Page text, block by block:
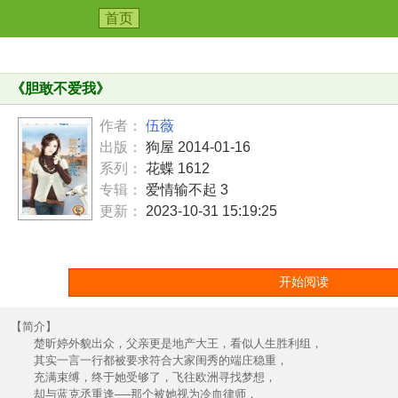
首页
《胆敢不爱我》
作者：
伍薇
出版：
狗屋 2014-01-16
系列：
花蝶 1612
专辑：
爱情输不起 3
更新：
2023-10-31 15:19:25
开始阅读
【简介】
楚昕婷外貌出众，父亲更是地产大王，看似人生胜利组，
其实一言一行都被要求符合大家闺秀的端庄稳重，
充满束缚，终于她受够了，飞往欧洲寻找梦想，
却与蓝克丞重逢──那个被她视为冷血律师，